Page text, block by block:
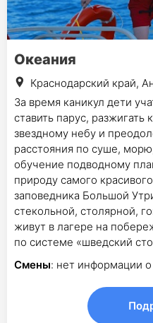
Океания
Краснодарский край,
За время каникул дети
ставить парус, разжигать
звездному небу и
расстояния по суше,
обучение подводному
природу самого
заповедника Большой
стекольной, столярной,
живут в лагере на
по системе «шведский
Смены: нет информации